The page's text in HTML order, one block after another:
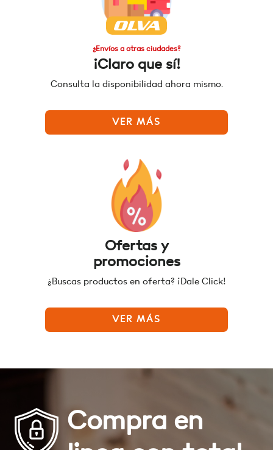
¿Envíos a otras ciudades?
¡Claro que sí!
Consulta la disponibilidad ahora mismo.
VER MÁS
Ofertas y
promociones
¿Buscas productos en oferta? ¡Dale Click!
VER MÁS
Compra en